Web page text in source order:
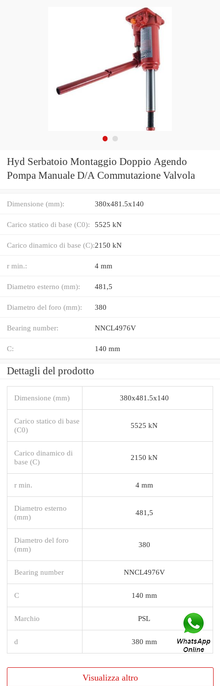
Hyd Serbatoio Montaggio Doppio Agendo
Pompa Manuale D/A Commutazione Valvola
Dimensione (mm): 380x481.5x140
Carico statico di base (C0): 5525 kN
Carico dinamico di base (C):2150 kN
r min.: 4 mm
Diametro esterno (mm): 481,5
Diametro del foro (mm): 380
Bearing number: NNCL4976V
C: 140 mm
Dettagli del prodotto
Dimensione (mm) 380x481.5x140
Carico statico di base
(C0)
5525 kN
Carico dinamico di
base (C)
2150 kN
r min. 4 mm
Diametro esterno
(mm)
481,5
Diametro del foro
(mm)
380
Bearing number NNCL4976V
C 140 mm
Marchio PSL
d 380 mm
Visualizza altro